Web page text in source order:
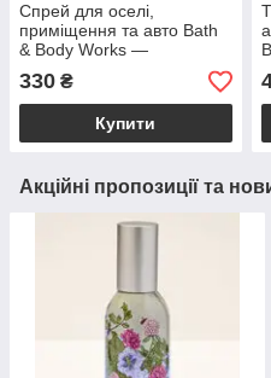
Спрей для оселі,
приміщення та авто Bath
& Body Works —
Concentrated Room Spray
/ 42,5 г
330 ₴
Купити
Акційні пропозиції та